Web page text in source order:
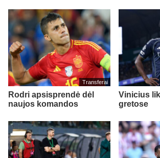
Transferai
Rodri apsisprendė dėl
naujos komandos
Vinicius
gretose